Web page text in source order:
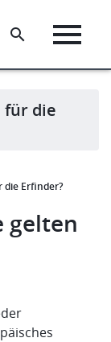
für die
die Erfinder?
gelten